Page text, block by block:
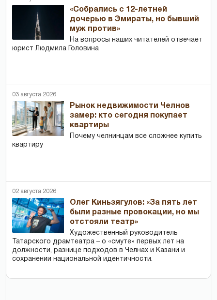
«Собрались с 12-летней
дочерью в Эмираты, но бывший
муж против»
На вопросы наших читателей отвечает
юрист Людмила Головина
03 августа 2026
Рынок недвижимости Челнов
замер: кто сегодня покупает
квартиры
Почему челнинцам все сложнее купить
квартиру
02 августа 2026
Олег Киньзягулов: «За пять лет
были разные провокации, но мы
отстояли театр»
Художественный руководитель
Татарского драмтеатра – о «смуте» первых лет на
должности, разнице подходов в Челнах и Казани и
сохранении национальной идентичности.